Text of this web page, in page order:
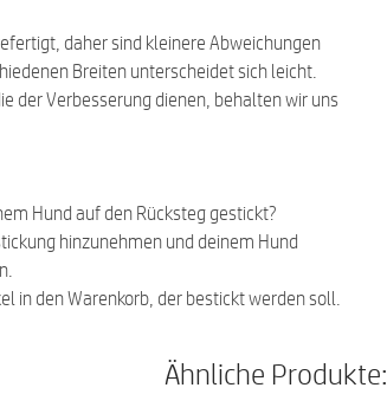
daher sind kleinere Abweichungen
Breiten unterscheidet sich leicht.
der Verbesserung dienen, behalten wir uns
Hund auf den Rücksteg gestickt?
hinzunehmen und deinem Hund
in den Warenkorb, der bestickt werden soll.
Ähnliche Produkte: